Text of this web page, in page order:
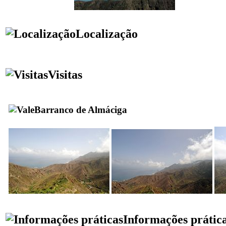
Localização
Visitas
Barranco de Almáciga
Informações